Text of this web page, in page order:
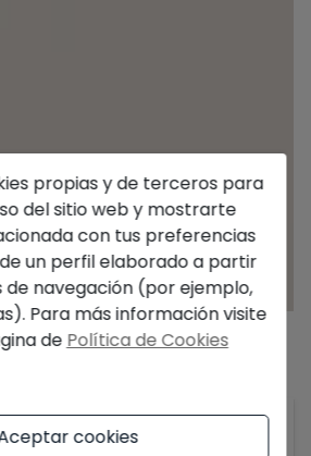
lujo cuenta con 78 viviendas
propias y de terceros para
del sitio web y mostrarte
con tus preferencias
un perfil elaborado a partir
de navegación (por ejemplo,
Para más información visite
de Política de Cookies
cookies